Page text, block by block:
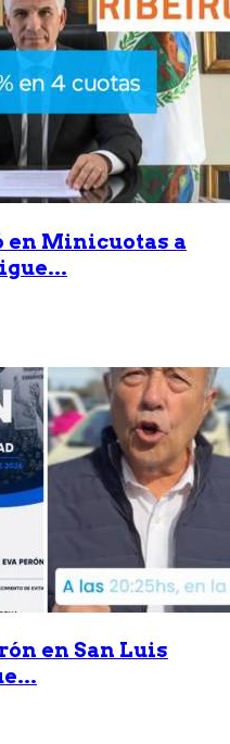
en Minicuotas a
en San Luis